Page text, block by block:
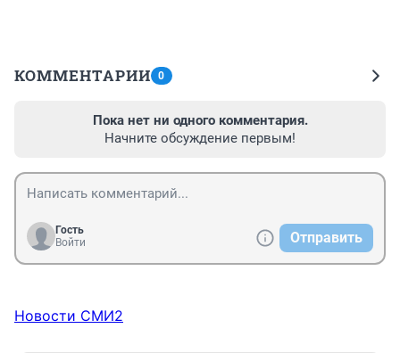
КОММЕНТАРИИ 0
Пока нет ни одного комментария.
Начните обсуждение первым!
Гость
Войти
Отправить
Новости СМИ2